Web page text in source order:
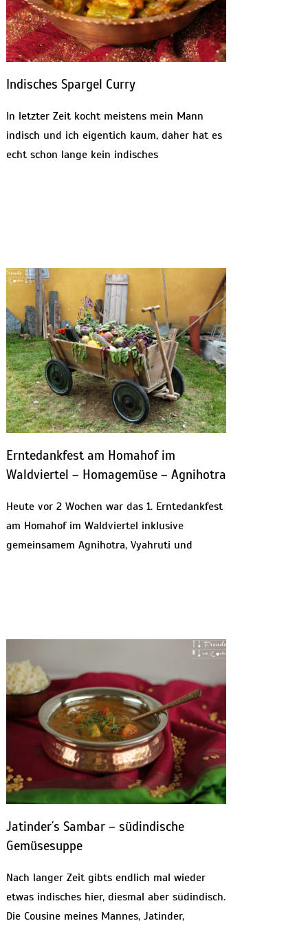
Indisches Spargel Curry
In letzter Zeit kocht meistens mein Mann
indisch und ich eigentich kaum, daher hat es
echt schon lange kein indisches
Erntedankfest am Homahof im
Waldviertel – Homagemüse – Agnihotra
Heute vor 2 Wochen war das 1. Erntedankfest
am Homahof im Waldviertel inklusive
gemeinsamem Agnihotra, Vyahruti und
Jatinder´s Sambar – südindische
Gemüsesuppe
Nach langer Zeit gibts endlich mal wieder
etwas indisches hier, diesmal aber südindisch.
Die Cousine meines Mannes, Jatinder,